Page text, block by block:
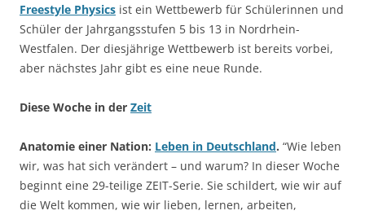
Freestyle Physics ist ein Wettbewerb für Schülerinnen und
Schüler der Jahrgangsstufen 5 bis 13 in Nordrhein-
Westfalen. Der diesjährige Wettbewerb ist bereits vorbei,
aber nächstes Jahr gibt es eine neue Runde.
Diese Woche in der Zeit
Anatomie einer Nation: Leben in Deutschland. “Wie leben
wir, was hat sich verändert – und warum? In dieser Woche
beginnt eine 29-teilige ZEIT-Serie. Sie schildert, wie wir auf
die Welt kommen, wie wir lieben, lernen, arbeiten,